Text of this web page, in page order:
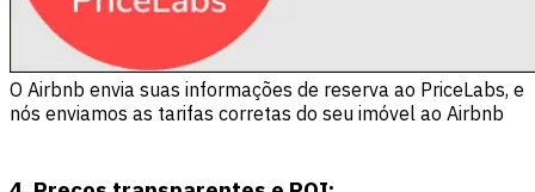
O Airbnb envia suas informações de reserva ao PriceLabs, e
nós enviamos as tarifas corretas do seu imóvel ao Airbnb